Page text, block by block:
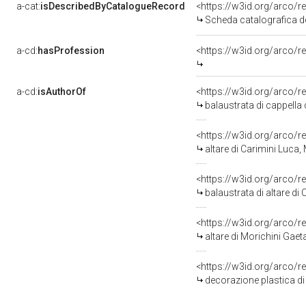
a-cat:isDescribedByCatalogueRecord
<https://w3id.org/arco/
Scheda catalografica
a-cd:hasProfession <https://w3id.org/arco/
a-cd:isAuthorOf
<https://w3id.org/arco/
balaustrata di cappella
<https://w3id.org/arco/
altare di Carimini
<https://w3id.org/arco/
balaustrata di altare di
<https://w3id.org/arco/
altare di Morichini
<https://w3id.org/arco/
decorazione plastica